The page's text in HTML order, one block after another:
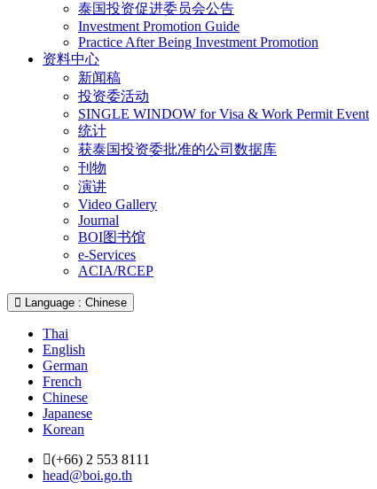
泰国投资促进委员会公告
Investment Promotion Guide
Practice After Being Investment Promotion
资料中心
新闻稿
投资委活动
SINGLE WINDOW for Visa & Work Permit Event
统计
获泰国投资委批准的公司数据库
刊物
演讲
Video Gallery
Journal
BOI图书馆
e-Services
ACIA/RCEP
Language : Chinese
Thai
English
German
French
Chinese
Japanese
Korean
(+66) 2 553 8111
head@boi.go.th